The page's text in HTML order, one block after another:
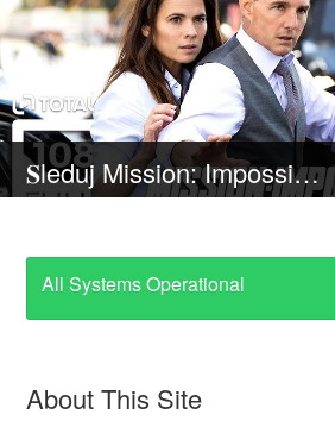
𝐒leduj Mission: Impossible 7 - 𝐂elý 𝐅ilm Online 2023 Česky CZ/SK DABING HD Kvalite
All Systems Operational
About This Site